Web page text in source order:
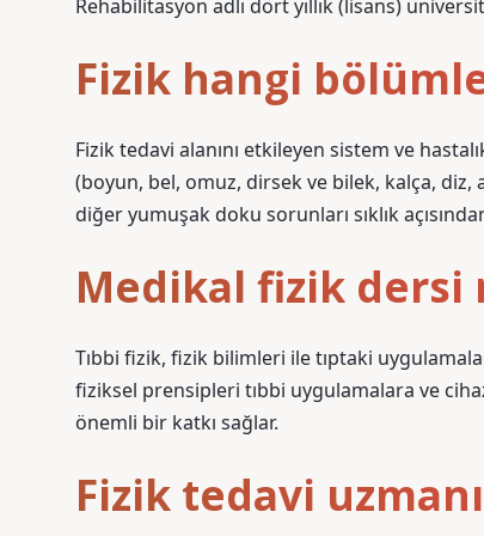
Rehabilitasyon adlı dört yıllık (lisans)
Fizik hangi
Fizik tedavi alanını etkileyen sistem ve
(boyun, bel, omuz, dirsek ve bilek, kalça,
diğer yumuşak doku sorunları sıklık
Medikal fizik dersi
Tıbbi fizik, fizik bilimleri ile tıptaki
fiziksel prensipleri tıbbi uygulamalara ve
önemli bir katkı sağlar.
Fizik tedavi